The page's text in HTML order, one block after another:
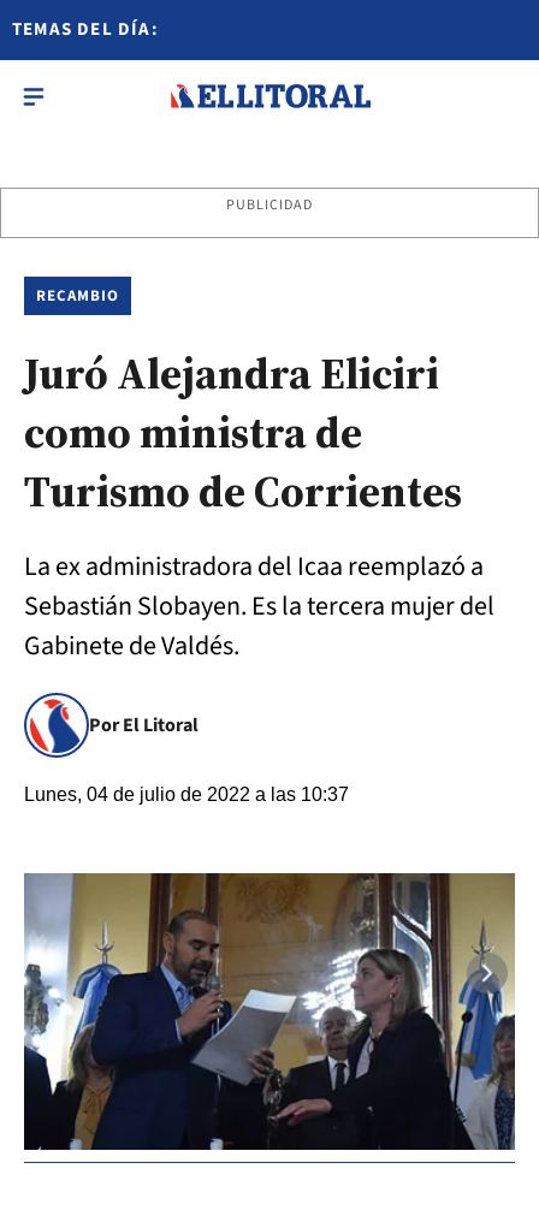
TEMAS DEL DÍA:
PUBLICIDAD
RECAMBIO
Juró Alejandra Eliciri
como ministra de
Turismo de Corrientes
La ex administradora del Icaa reemplazó a
Sebastián Slobayen. Es la tercera mujer del
Gabinete de Valdés.
Por El Litoral
Lunes, 04 de julio de 2022 a las 10:37